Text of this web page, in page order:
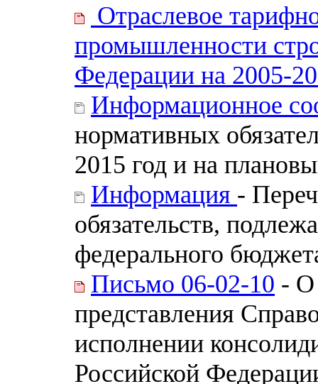
Отраслевое
промышленности
Федерации на 2005-
Информационное
нормативных
2015 год и на
Информация -
обязательств,
федерального
Письмо 06-02-10 - О
представления
исполнении
Российской